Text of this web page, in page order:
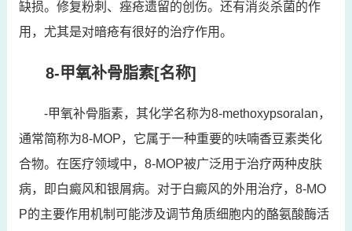
缺损。修复粉刺、痤疮遗留的创伤。还有消炎杀菌的作
用，尤其是对暗疮有很好的治疗作用。
8-甲氧补骨脂素[名称]
-甲氧补骨脂素，其化学名称为8-methoxypsoralan，
通常简称为8-MOP，它属于一种重要的呋喃香豆素类化
合物。在医疗领域中，8-MOP被广泛用于治疗两种皮肤
病，即白癜风和银屑病。对于白癜风的外用治疗，8-MO
P的主要作用机制可能涉及调节角质细胞内的酪氨酸酶活